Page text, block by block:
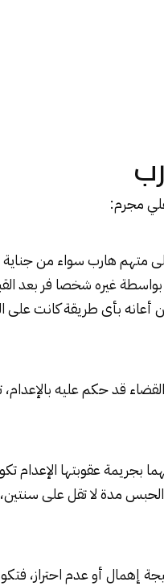
مجرم:
التستر على متهم هارب سواء
أو بواسطة غيره شخصا فر
أعانه بأى طريقة كانت على
قد حكم عليه بالإعدام،
بجريمة عقوبتها الإعدام
الحبس مدة لا تقل على
إهمال أو عدم احتراز،